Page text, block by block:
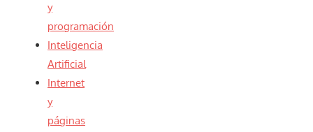
y
programación
Inteligencia
Artificial
Internet
y
páginas